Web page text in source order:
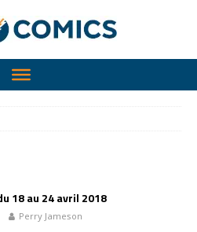
18 au 24 avril 2018
Perry Jameson